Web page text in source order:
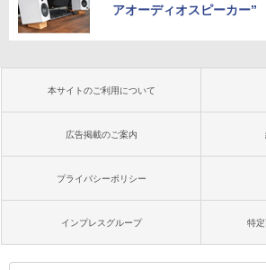
アオーディオスピーカー”
本サイトのご利用について
広告掲載のご案内
プライバシーポリシー
インプレスグループ 特